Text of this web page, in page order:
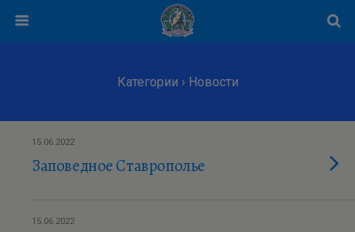
Категории › Новости
15.06.2022
Заповедное Ставрополье
15.06.2022